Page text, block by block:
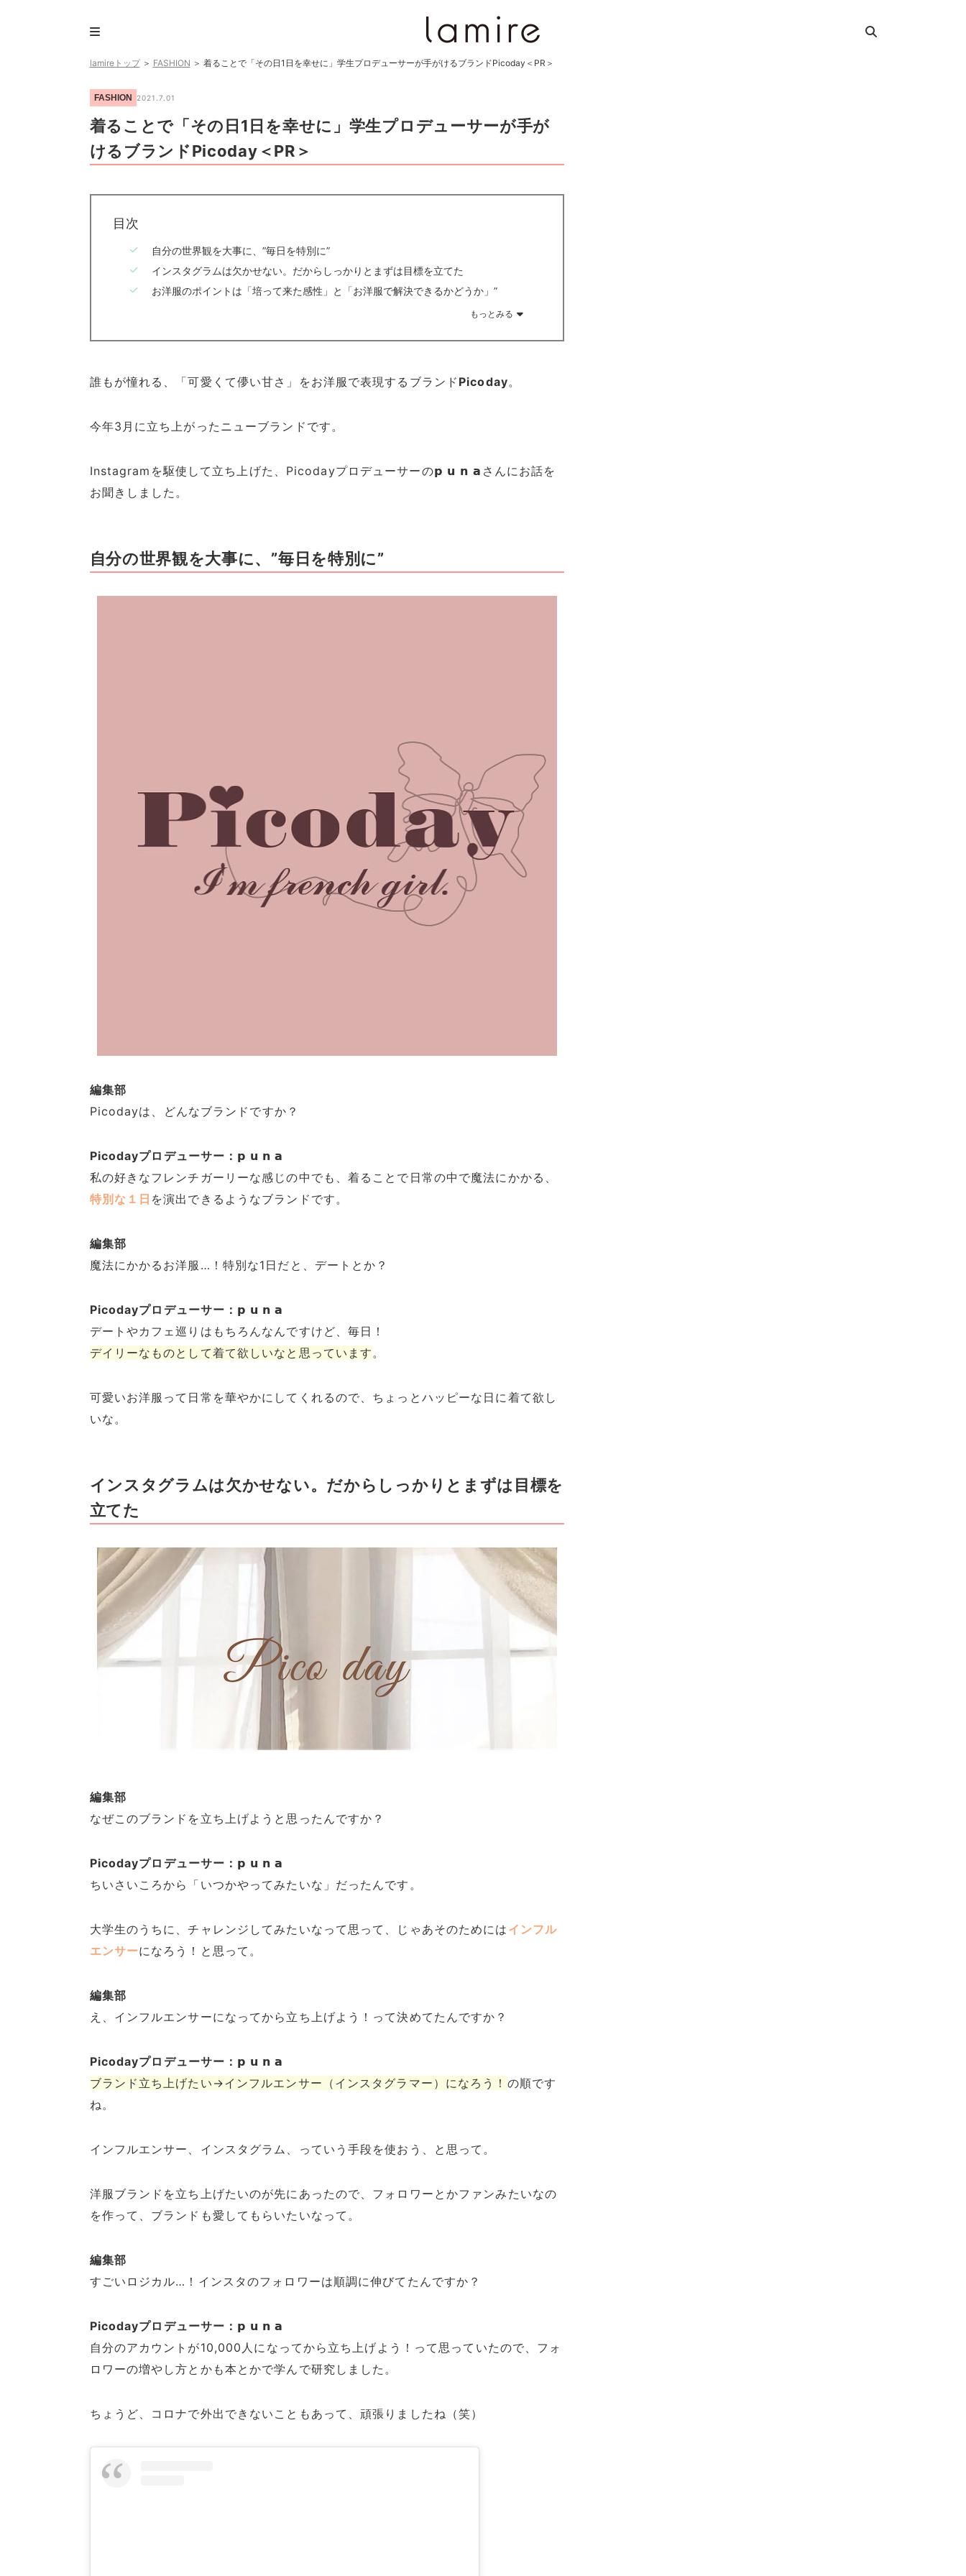
lamireトップ＞ FASHION ＞ 着ることで「その日1日を幸せに」学生プロデューサーが手がけるブランドPicoday＜PR＞
FASHION 2021.7.01
着ることで「その日1日を幸せに」学生プロデューサーが手が
けるブランドPicoday＜PR＞
目次
自分の世界観を大事に、”毎日を特別に”
インスタグラムは欠かせない。だからしっかりとまずは目標を立てた
お洋服のポイントは「培って来た感性」と「お洋服で解決できるかどうか」”
もっとみる
誰もが憧れる、「可愛くて儚い甘さ」をお洋服で表現するブランド Picoday。
今年3月に立ち上がったニューブランドです。
Instagramを駆使して立ち上げた、Picodayプロデューサーの𝗽 𝘂 𝗻 𝗮さんにお話を
お聞きしました。
自分の世界観を大事に、”毎日を特別に”
編集部
Picodayは、どんなブランドですか？
Picodayプロデューサー：𝗽 𝘂 𝗻 𝗮
私の好きなフレンチガーリーな感じの中でも、着ることで日常の中で魔法にかかる、
特別な１日 を演出できるようなブランドです。
編集部
魔法にかかるお洋服…！特別な1日だと、デートとか？
Picodayプロデューサー：𝗽 𝘂 𝗻 𝗮
デートやカフェ巡りはもちろんなんですけど、毎日！
デイリーなものとして着て欲しいなと思っています 。
可愛いお洋服って日常を華やかにしてくれるので、ちょっとハッピーな日に着て欲し
いな。
インスタグラムは欠かせない。だからしっかりとまずは目標を
立てた
編集部
なぜこのブランドを立ち上げようと思ったんですか？
Picodayプロデューサー：𝗽 𝘂 𝗻 𝗮
ちいさいころから「いつかやってみたいな」だったんです。
大学生のうちに、チャレンジしてみたいなって思って、じゃあそのためには インフル
エンサーになろう！と思って。
編集部
え、インフルエンサーになってから立ち上げよう！って決めてたんですか？
Picodayプロデューサー：𝗽 𝘂 𝗻 𝗮
ブランド立ち上げたい→インフルエンサー（インスタグラマー）になろう！ の順です
ね。
インフルエンサー、インスタグラム、っていう手段を使おう、と思って。
洋服ブランドを立ち上げたいのが先にあったので、フォロワーとかファンみたいなの
を作って、ブランドも愛してもらいたいなって。
編集部
すごいロジカル…！インスタのフォロワーは順調に伸びてたんですか？
Picodayプロデューサー：𝗽 𝘂 𝗻 𝗮
自分のアカウントが10,000人になってから立ち上げよう！って思っていたので、フォ
ロワーの増やし方とかも本とかで学んで研究しました。
ちょうど、コロナで外出できないこともあって、頑張りましたね（笑）